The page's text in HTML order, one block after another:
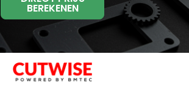
BEREKENEN